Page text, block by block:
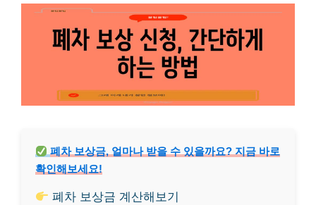
폐차 보상금, 얼마나 받을 수 있을까요? 지금 바로
확인해보세요!
폐차 보상금 계산해보기